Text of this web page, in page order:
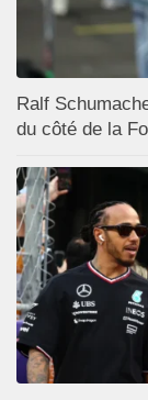
Ralf
du côté de la